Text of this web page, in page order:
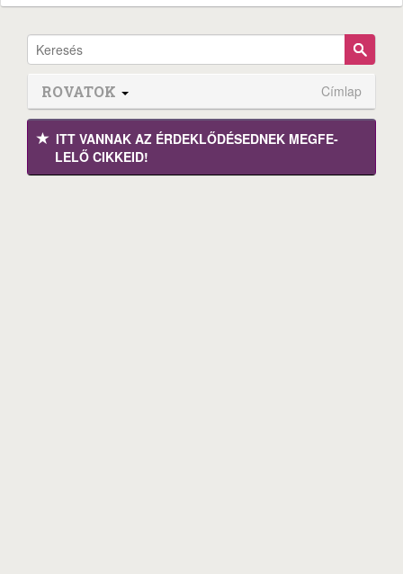
ROVATOK Címlap
ITT VANNAK AZ ÉRDEK­LŐDÉ­SEDNEK MEGFE­
LELŐ CIKKEID!